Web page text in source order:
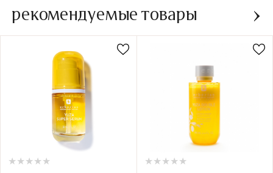
рекомендуемые товары
★
★ ★
★ ★
★ ★
★ ★
★
★
★ ★
★ ★
★ ★
★ ★
★